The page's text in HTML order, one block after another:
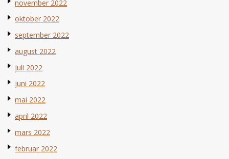
november 2022
oktober 2022
september 2022
august 2022
juli 2022
juni 2022
mai 2022
april 2022
mars 2022
februar 2022